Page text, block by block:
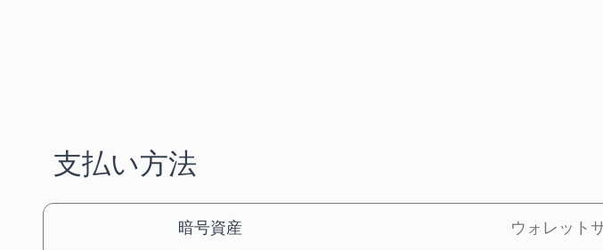
支払い方法
暗号資産 ウォレット